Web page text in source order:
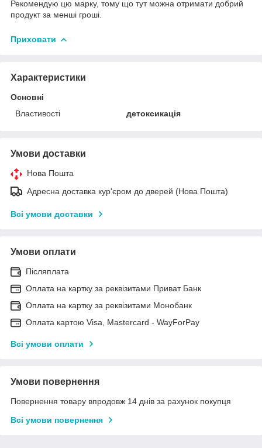
Рекомендую цю марку, тому що тут можна отримати добрий
продукт за менші гроші.
Приховати
Характеристики
Основні
Властивості
детоксикація
Умови доставки
Нова Пошта
Адресна доставка кур'єром до дверей (Нова Пошта)
Всі умови доставки
Умови оплати
Післяплата
Оплата на картку за реквізитами Приват Банк
Оплата на картку за реквізитами Монобанк
Оплата картою Visa, Mastercard - WayForPay
Всі умови оплати
Умови повернення
Повернення товару впродовж 14 днів за рахунок покупця
Всі умови повернення